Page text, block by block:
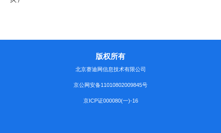
版权所有
北京赛迪网信息技术有限公司
京公网安备11010802009845号
京ICP证000080(一)-16